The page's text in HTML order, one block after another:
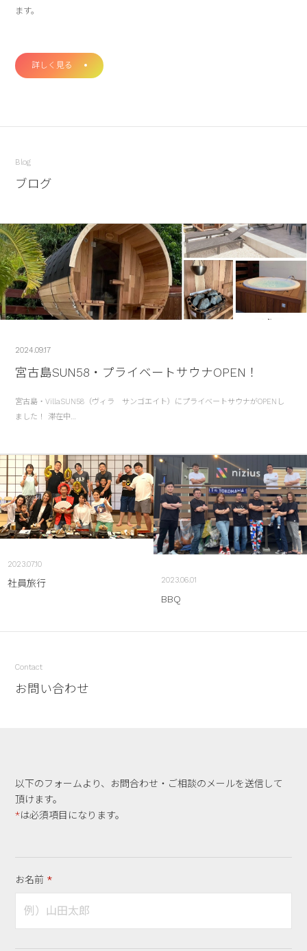
ます。
詳しく見る
Blog
ブログ
2024.09.17
宮古島SUN58・プライベートサウナOPEN！
宮古島・VillaSUN58（ヴィラ サンゴエイト）にプライベートサウナがOPENし
ました！ 滞在中…
2023.07.10
社員旅行 2023.06.01
BBQ
Contact
お問い合わせ
以下のフォームより、お問合わせ・ご相談のメールを送信して
頂けます。
*は必須項目になります。
お名前